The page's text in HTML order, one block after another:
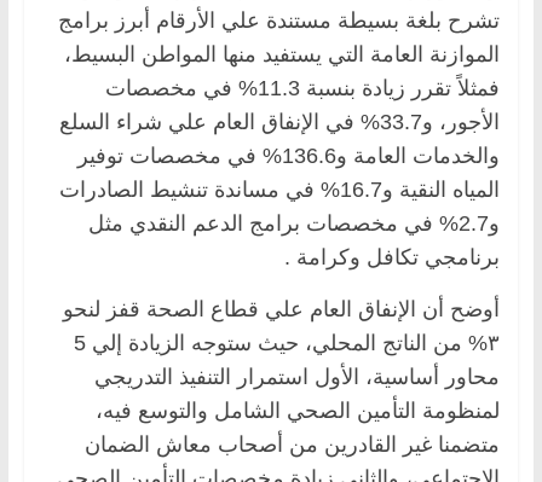
تشرح بلغة بسيطة مستندة علي الأرقام أبرز برامج
الموازنة العامة التي يستفيد منها المواطن البسيط،
فمثلاً تقرر زيادة بنسبة 11.3% في مخصصات
الأجور، و33.7% في الإنفاق العام علي شراء السلع
والخدمات العامة و136.6% في مخصصات توفير
المياه النقية و16.7% في مساندة تنشيط الصادرات
و2.7% في مخصصات برامج الدعم النقدي مثل
برنامجي تكافل وكرامة .
أوضح أن الإنفاق العام علي قطاع الصحة قفز لنحو
٣% من الناتج المحلي، حيث ستوجه الزيادة إلي 5
محاور أساسية، الأول استمرار التنفيذ التدريجي
لمنظومة التأمين الصحي الشامل والتوسع فيه،
متضمنا غير القادرين من أصحاب معاش الضمان